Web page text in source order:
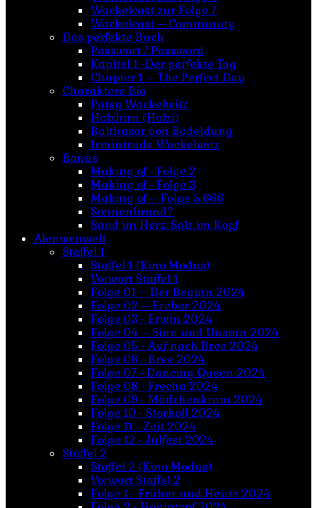
Wackelcast zur Folge 7
Wackelcast – Community
Das perfekte Buch
Passwort / Password
Kapitel 1 -Der perfekte Tag
Chapter 1 – The Perfect Day
Charaktere Bio
Patsy Wackelwitz
Holzhirn (Holzi)
Balthasar von Bodeldung
Irmintrude Wackelwitz
Bonus
Making of - Folge 2
Making of - Folge 3
Making of – Folge 5.666
Sonnenbrand?
Sand im Herz, Salz im Kopf
Alenwenwelt
Staffel 1
Staffel 1 (Kino Modus)
Vorwort Staffel 1
Folge 01 – Der Beginn 2024
Folge 02 – Erebor 2024
Folge 03 - Erwin 2024
Folge 04 – Sinn und Unsinn 2024
Folge 05 - Auf nach Bree 2024
Folge 06 - Bree 2024
Folge 07 - Dancing Queen 2024
Folge 08 - Frecha 2024
Folge 09 - Mädchenkram 2024
Folge 10 - Storkoll 2024
Folge 11 - Zeit 2024
Folge 12 - Julfest 2024
Staffel 2
Staffel 2 (Kino Modus)
Vorwort Staffel 2
Folge 1 - Früher und Heute 2024